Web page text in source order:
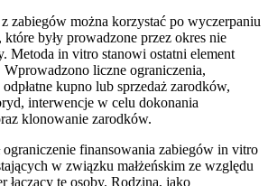
zabiegów można korzystać po wyczerpaniu
były prowadzone przez okres nie
Metoda in vitro stanowi ostatni element
Wprowadzono liczne ograniczenia,
kupno lub sprzedaż zarodków,
interwencje w celu dokonania
klonowanie zarodków.
finansowania zabiegów in vitro
w związku małżeńskim ze względu
łączący te osoby. Rodzina, jako